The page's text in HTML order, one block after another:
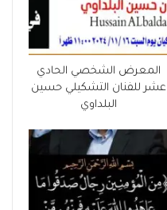
المعرض الشخصي الحادي
عشر للفنان التشكيلي حسين
البلداوي